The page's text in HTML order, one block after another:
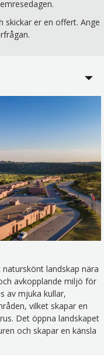
skickar er en offert. Ange
landskap nära
avkopplande miljö för
av mjuka kullar,
vilket skapar en
Det öppna landskapet
och skapar en känsla